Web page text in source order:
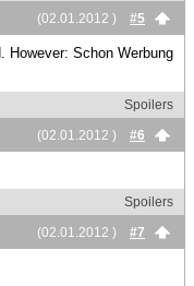
(02.01.2012 )
#5
However: Schon Werbung
Spoilers
(02.01.2012 )
#6
Spoilers
(02.01.2012 )
#7